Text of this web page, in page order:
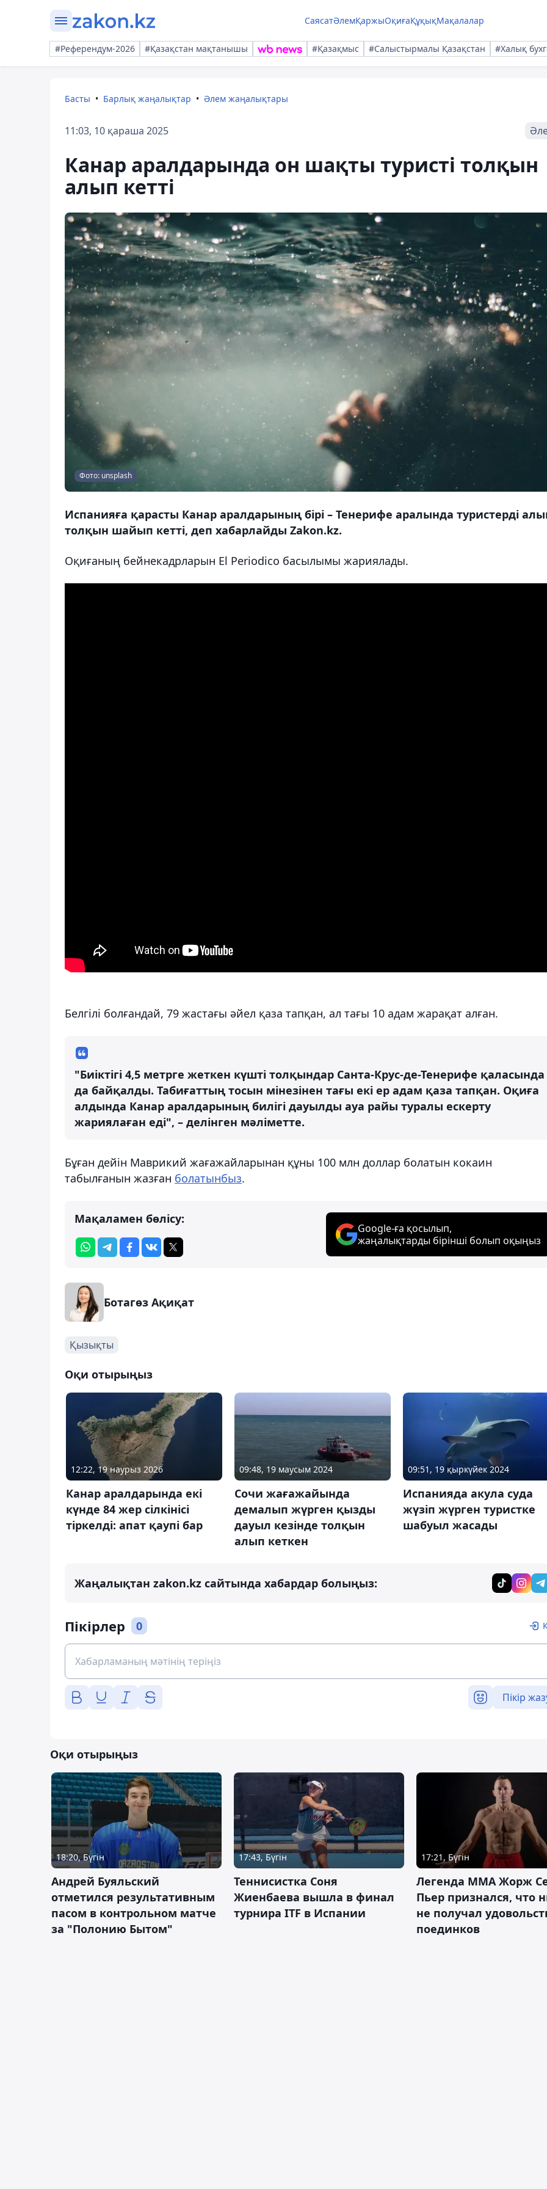
СаясатӘлемҚаржыОқиғаҚұқықМақалалар
#Референдум-2026 #Қазақстан мақтанышы #Қазақмыс #Салыстырмалы Қазақстан #Халық
Басты Барлық жаңалықтар Әлем жаңалықтары
11:03, 10 қараша 2025
Канар аралдарында он шақты туристі толқын
алып кетті
Фото: unsplash
Испанияға қарасты Канар аралдарының бірі – Тенерифе аралында туристерді
толқын шайып кетті, деп хабарлайды Zakon.kz.
Оқиғаның бейнекадрларын El Periodico басылымы жариялады.
Белгілі болғандай, 79 жастағы әйел қаза тапқан, ал тағы 10 адам жарақат алған.
"Биіктігі 4,5 метрге жеткен күшті толқындар Санта-Крус-де-Тенерифе қаласында
да байқалды. Табиғаттың тосын мінезінен тағы екі ер адам қаза тапқан. Оқиға
алдында Канар аралдарының билігі дауылды ауа райы туралы ескерту
жариялаған еді", – делінген мәліметте.
Бұған дейін Маврикий жағажайларынан құны 100 млн доллар болатын кокаин
табылғанын жазған болатынбыз.
Мақаламен бөлісу:
Google-ға қосылып,
жаңалықтарды бірінші болып оқыңыз
Ботагөз Ақиқат
Қызықты
Оқи отырыңыз
12:22, 19 наурыз 2026
Канар аралдарында екі
күнде 84 жер сілкінісі
тіркелді: апат қаупі бар
09:48, 19 маусым 2024
Сочи жағажайында
демалып жүрген қызды
дауыл кезінде толқын
алып кеткен
09:51, 19 қыркүйек 2024
Испанияда акула суда
жүзіп жүрген туристке
шабуыл жасады
Жаңалықтан zakon.kz сайтында хабардар болыңыз:
Пікірлер 0
Пікір
Оқи отырыңыз
18:20, Бүгін
Андрей Буяльский
отметился результативным
пасом в контрольном матче
за "Полонию Бытом"
17:43, Бүгін
Теннисистка Соня
Жиенбаева вышла в финал
турнира ITF в Испании
17:21, Бүгін
Легенда ММА Жорж
Пьер признался, что
не получал
поединков